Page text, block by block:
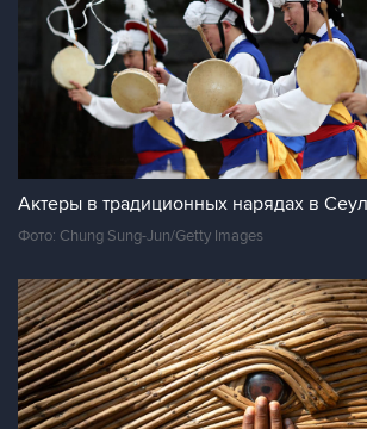
Актеры в традиционных нарядах в
Фото: Chung Sung-Jun/Getty Images